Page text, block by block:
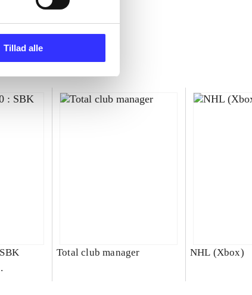
Tillad alle
Total club manager NHL (Xbox)